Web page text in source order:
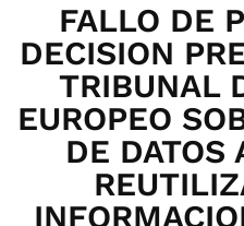
FALLO DE
DECISION
TRIBUNAL
EUROPEO
DE DATOS